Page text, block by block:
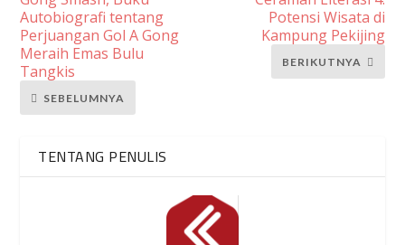
Autobiografi tentang
Perjuangan Gol A Gong
Meraih Emas Bulu
Tangkis
SEBELUMNYA
Potensi Wisata di
Kampung Pekijing
BERIKUTNYA
TENTANG PENULIS